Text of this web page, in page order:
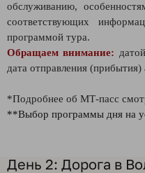
обслуживанию,
соответствующих
программой тура.
Обращаем внимание:
дата отправления
*Подробнее об МТ-пасс
**Выбор программы дня на
День 2: Дорога в